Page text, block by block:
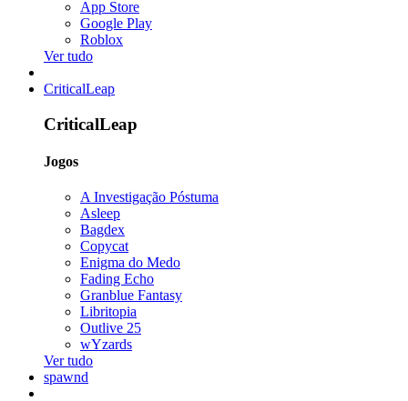
App Store
Google Play
Roblox
Ver tudo
CriticalLeap
CriticalLeap
Jogos
A Investigação Póstuma
Asleep
Bagdex
Copycat
Enigma do Medo
Fading Echo
Granblue Fantasy
Libritopia
Outlive 25
wYzards
Ver tudo
spawnd